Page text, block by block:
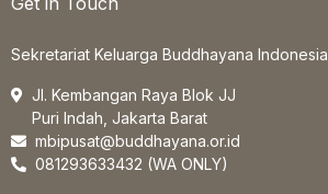
Sekretariat Keluarga Buddhayana Indonesia
Jl. Kembangan Raya Blok JJ
Puri Indah, Jakarta Barat
mbipusat@buddhayana.or.id
081293633432 (WA ONLY)